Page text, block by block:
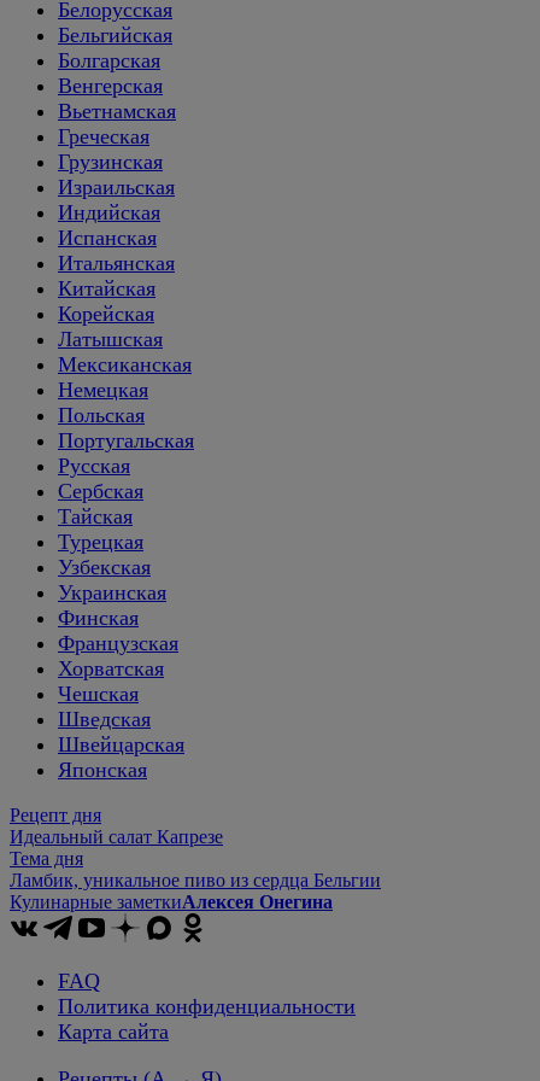
Белорусская
Бельгийская
Болгарская
Венгерская
Вьетнамская
Греческая
Грузинская
Израильская
Индийская
Испанская
Итальянская
Китайская
Корейская
Латышская
Мексиканская
Немецкая
Польская
Португальская
Русская
Сербская
Тайская
Турецкая
Узбекская
Украинская
Финская
Французская
Хорватская
Чешская
Шведская
Швейцарская
Японская
Рецепт дня
Идеальный салат Капрезе
Тема дня
Ламбик, уникальное пиво из сердца Бельгии
Кулинарные заметкиАлексея Онегина
FAQ
Политика конфиденциальности
Карта сайта